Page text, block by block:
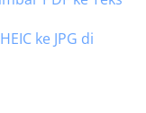
ke JPG di